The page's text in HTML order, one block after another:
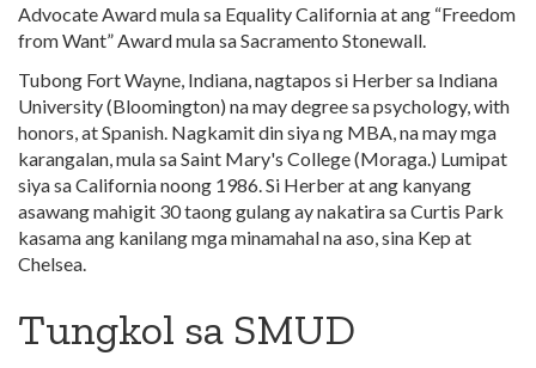
Advocate Award mula sa Equality California at ang “Freedom
from Want” Award mula sa Sacramento Stonewall.
Tubong Fort Wayne, Indiana, nagtapos si Herber sa Indiana
University (Bloomington) na may degree sa psychology, with
honors, at Spanish. Nagkamit din siya ng MBA, na may mga
karangalan, mula sa Saint Mary's College (Moraga.) Lumipat
siya sa California noong 1986. Si Herber at ang kanyang
asawang mahigit 30 taong gulang ay nakatira sa Curtis Park
kasama ang kanilang mga minamahal na aso, sina Kep at
Chelsea.
Tungkol sa SMUD